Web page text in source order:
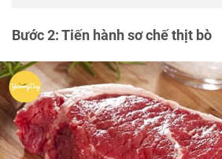
Bước 2: Tiến hành sơ chế thịt bò